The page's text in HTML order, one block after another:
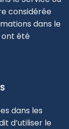
considérée
dans le
ont été
dans les
d’utiliser le